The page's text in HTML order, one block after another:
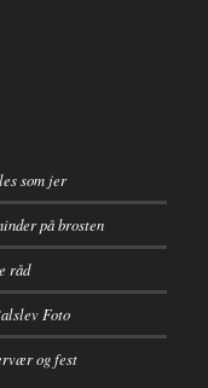
som jer
på brosten
råd
Foto
og fest